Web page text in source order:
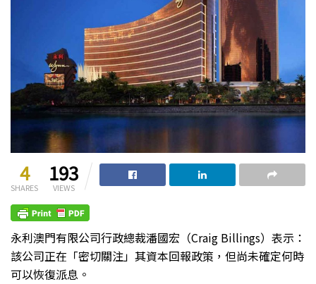
4
SHARES
193
VIEWS
永利澳門有限公司行政總裁潘國宏（Craig Billings）表示：
該公司正在「密切關注」其資本回報政策，但尚未確定何時
可以恢復派息。